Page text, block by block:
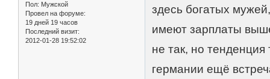
Пол: Мужской
Провел на форуме:
19 дней 19 часов
Последний визит:
2012-01-28 19:52:02
здесь богатых
имеют зарплаты
не так, но тенденция
германии ещё